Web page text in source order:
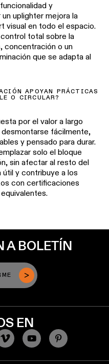
funcionalidad y
un uplighter mejora la
visual en todo el espacio.
total sobre la
, concentración o un
que se adapta al
APOYAN PRÁCTICAS
O CIRCULAR?
por el valor a largo
desmontarse fácilmente,
y pensado para durar.
solo el bloque
, sin afectar al resto del
útil y contribuye a los
con certificaciones
equivalentes.
A BOLETÍN
EN